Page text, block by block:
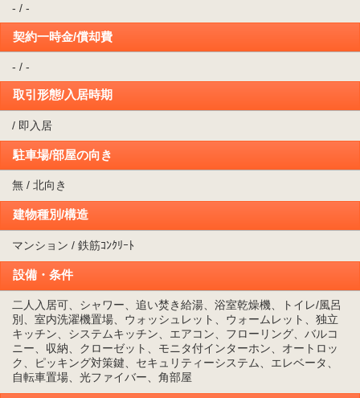
- / -
契約一時金/償却費
- / -
取引形態/入居時期
/ 即入居
駐車場/部屋の向き
無 / 北向き
建物種別/構造
マンション / 鉄筋ｺﾝｸﾘｰﾄ
設備・条件
二人入居可、シャワー、追い焚き給湯、浴室乾燥機、トイレ/風呂
別、室内洗濯機置場、ウォッシュレット、ウォームレット、独立
キッチン、システムキッチン、エアコン、フローリング、バルコ
ニー、収納、クローゼット、モニタ付インターホン、オートロッ
ク、ピッキング対策鍵、セキュリティーシステム、エレベータ、
自転車置場、光ファイバー、角部屋